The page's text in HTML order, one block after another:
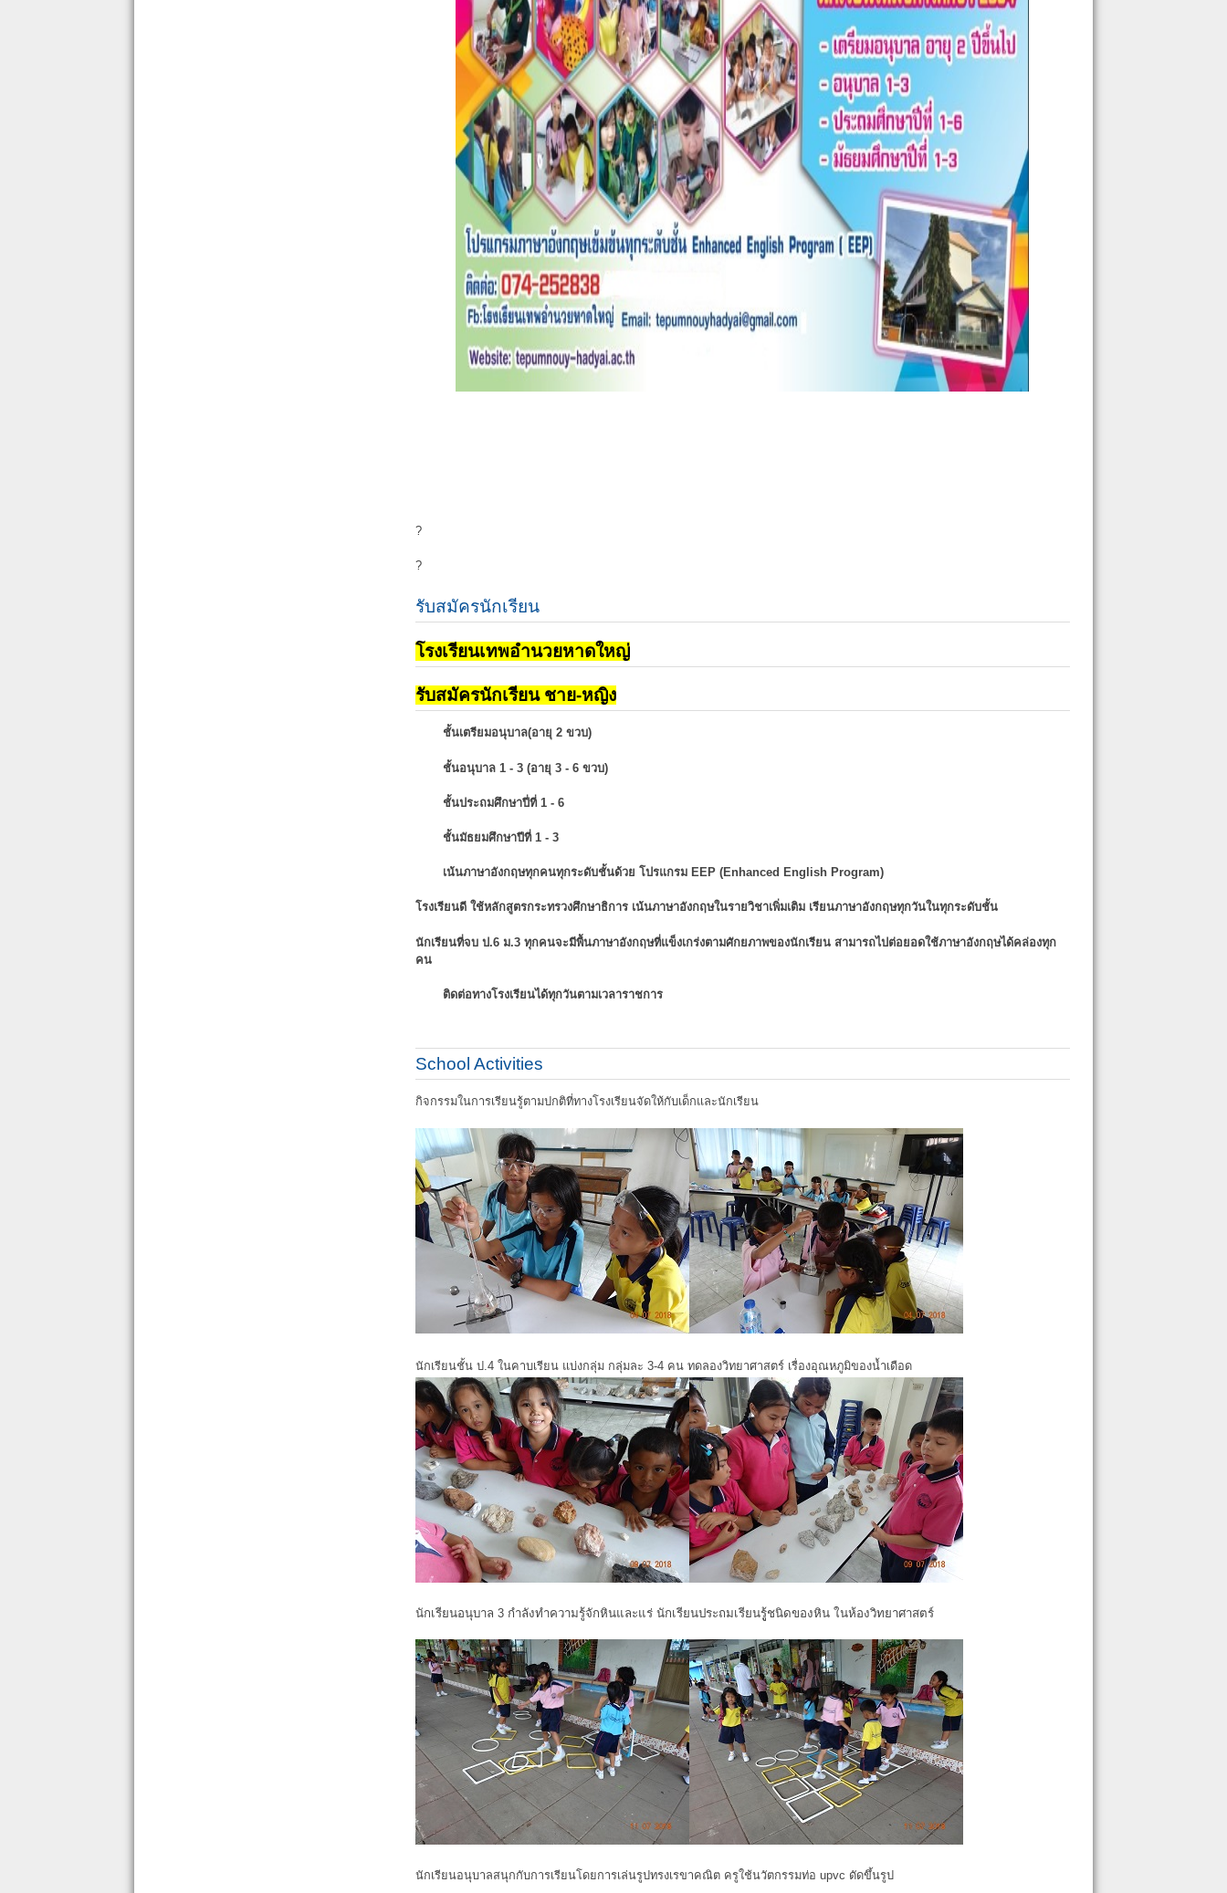
?
?
รับสมัครนักเรียน
โรงเรียนเทพอำนวยหาดใหญ่
รับสมัครนักเรียน ชาย-หญิง
ชั้นเตรียมอนุบาล(อายุ 2 ขวบ)
ชั้นอนุบาล 1 - 3 (อายุ 3 - 6 ขวบ)
ชั้นประถมศึกษาปี่ที่ 1 - 6
ชั้นมัธยมศึกษาปีที่ 1 - 3
เน้นภาษาอังกฤษทุกคนทุกระดับชั้นด้วย โปรแกรม EEP (Enhanced English Program)
โรงเรียนดี ใช้หลักสูตรกระทรวงศึกษาธิการ เน้นภาษาอังกฤษในรายวิชาเพิ่มเติม เรียนภาษาอังกฤษทุกวันในทุกระดับชั้น
นักเรียนที่จบ ป.6 ม.3 ทุกคนจะมีพื้นภาษาอังกฤษที่แข็งเกร่งตามศักยภาพของนักเรียน สามารถไปต่อยอดใช้ภาษาอังกฤษได้คล่องทุก
คน
ติดต่อทางโรงเรียนได้ทุกวันตามเวลาราชการ
School Activities
กิจกรรมในการเรียนรู้ตามปกติที่ทางโรงเรียนจัดให้กับเด็กและนักเรียน
นักเรียนชั้น ป.4 ในคาบเรียน แบ่งกลุ่ม กลุ่มละ 3-4 คน ทดลองวิทยาศาสตร์ เรื่องอุณหภูมิของน้ำเดือด
นักเรียนอนุบาล 3 กำลังทำความรู้จักหินและแร่ นักเรียนประถมเรียนรูู้ชนิดของหิน ในห้องวิทยาศาสตร์
นักเรียนอนุบาลสนุกกับการเรียนโดยการเล่นรูปทรงเรขาคณิต ครูใช้นวัตกรรมท่อ upvc ดัดขึ้นรูป